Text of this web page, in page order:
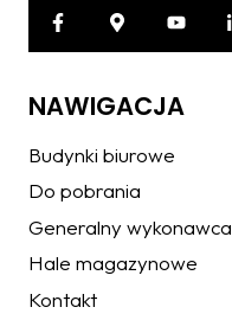
NAWIGACJA
Budynki biurowe
Do pobrania
Generalny wykonawca
Hale magazynowe
Kontakt